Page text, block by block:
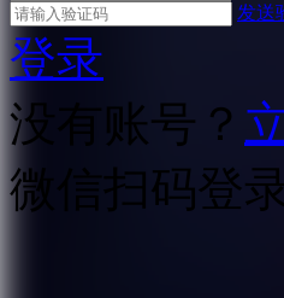
发送
登录
没有账号？
微信扫码登